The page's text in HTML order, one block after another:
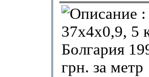
37х4х0,9, 5
Болгария
грн. за метр